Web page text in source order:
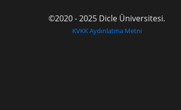
©2020 - 2025 Dicle Üniversitesi.
KVKK Aydınlatma Metni